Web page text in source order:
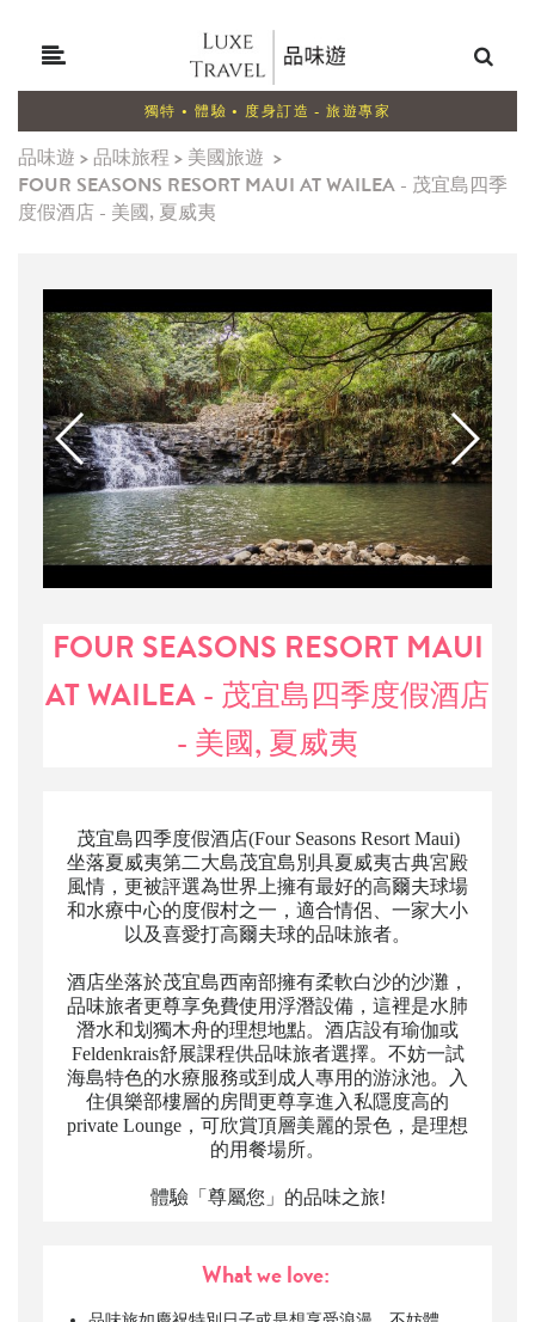
獨特 • 體驗 • 度身訂造 - 旅遊專家
品味遊 > 品味旅程 > 美國旅遊 >
FOUR SEASONS RESORT MAUI AT WAILEA - 茂宜島四季
度假酒店 - 美國, 夏威夷
FOUR SEASONS RESORT MAUI
AT WAILEA - 茂宜島四季度假酒店
- 美國, 夏威夷
茂宜島四季度假酒店(Four Seasons Resort Maui)
坐落夏威夷第二大島茂宜島別具夏威夷古典宮殿
風情，更被評選為世界上擁有最好的高爾夫球場
和水療中心的度假村之一，適合情侶、一家大小
以及喜愛打高爾夫球的品味旅者。
酒店坐落於茂宜島西南部擁有柔軟白沙的沙灘，
品味旅者更尊享免費使用浮潛設備，這裡是水肺
潛水和划獨木舟的理想地點。酒店設有瑜伽或
Feldenkrais舒展課程供品味旅者選擇。不妨一試
海島特色的水療服務或到成人專用的游泳池。入
住俱樂部樓層的房間更尊享進入私隱度高的
private Lounge，可欣賞頂層美麗的景色，是理想
的用餐場所。
體驗「尊屬您」的品味之旅!
What we love: